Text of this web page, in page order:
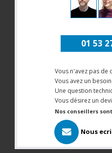
01 53
Vous n'avez pas de
Vous avez un
Une question
Vous désirez un
Nos conseillers
Nous